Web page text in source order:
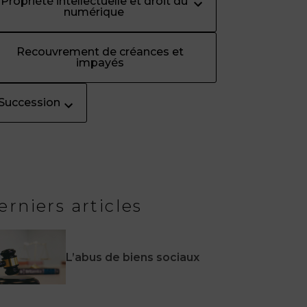
numérique
Recouvrement de créances et
impayés
articles
L’abus de biens sociaux